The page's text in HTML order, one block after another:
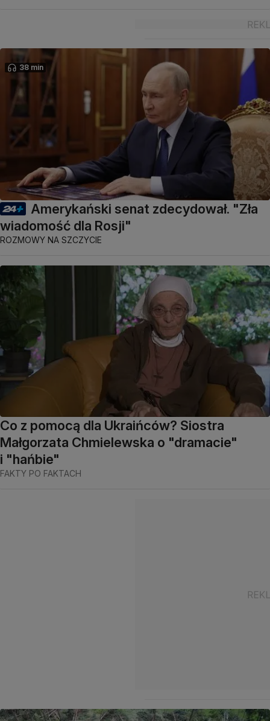
38 min
Amerykański senat zdecydował. "Zła
wiadomość dla Rosji"
ROZMOWY NA SZCZYCIE
Co z pomocą dla Ukraińców? Siostra
Małgorzata Chmielewska o "dramacie"
i "hańbie"
FAKTY PO FAKTACH